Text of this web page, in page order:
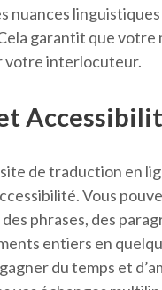
nuances
garantit que votre
votre interlocuteur.
site de traduction en
Vous
phrases, des
entiers en
du temps et